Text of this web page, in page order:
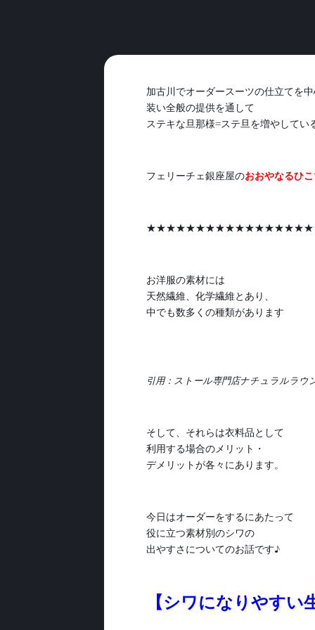
加古川でオーダースーツの仕立てを
装い全般の提供を通して
ステキな旦那様=ステ旦を増やしてい
フェリーチェ銀座屋のおおやなるひこ
お洋服の素材には
天然繊維、化学繊維とあり、
中でも数多くの種類があります
引用：ストール専門店ナチュラルラウ
そして、それらは衣料品として
利用する場合のメリット・
デメリットが各々にあります。
今日はオーダーをするにあたって
役に立つ素材別のシワの
出やすさについてのお話です♪
【シワになりやすい